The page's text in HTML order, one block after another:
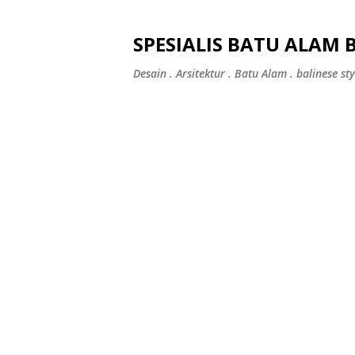
SPESIALIS BATU ALAM
Desain . Arsitektur . Batu Alam . balinese